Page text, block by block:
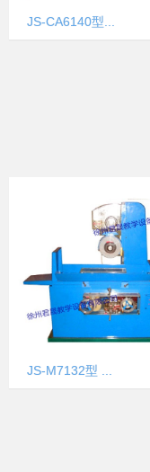
JS-CA6140型...
JS-M7132型 ...